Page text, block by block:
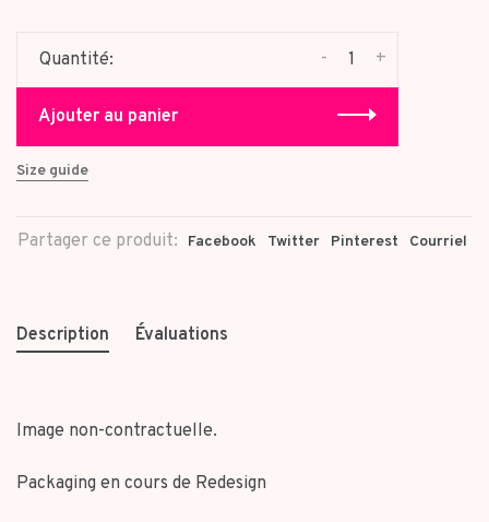
Quantité: +
-
Ajouter au panier
Size guide
Partager ce produit: Facebook Twitter Pinterest Courriel
Description Évaluations
Image non-contractuelle.
Packaging en cours de Redesign